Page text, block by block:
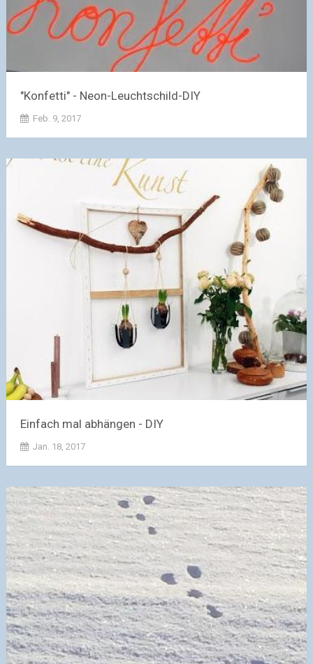
"Konfetti" - Neon-Leuchtschild-DIY
Feb. 9, 2017
Einfach mal abhängen - DIY
Jan. 18, 2017